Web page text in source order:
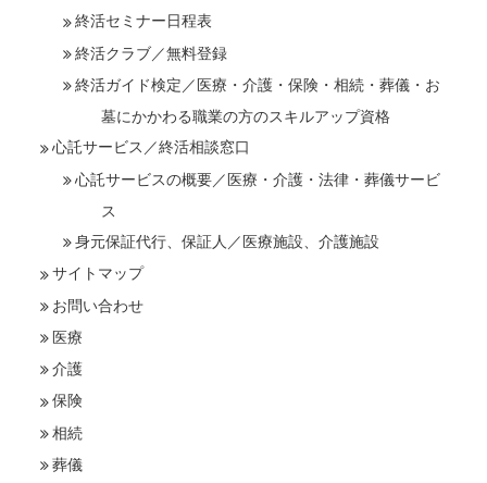
終活セミナー日程表
終活クラブ／無料登録
終活ガイド検定／医療・介護・保険・相続・葬儀・お
墓にかかわる職業の方のスキルアップ資格
心託サービス／終活相談窓口
心託サービスの概要／医療・介護・法律・葬儀サービ
ス
身元保証代行、保証人／医療施設、介護施設
サイトマップ
お問い合わせ
医療
介護
保険
相続
葬儀